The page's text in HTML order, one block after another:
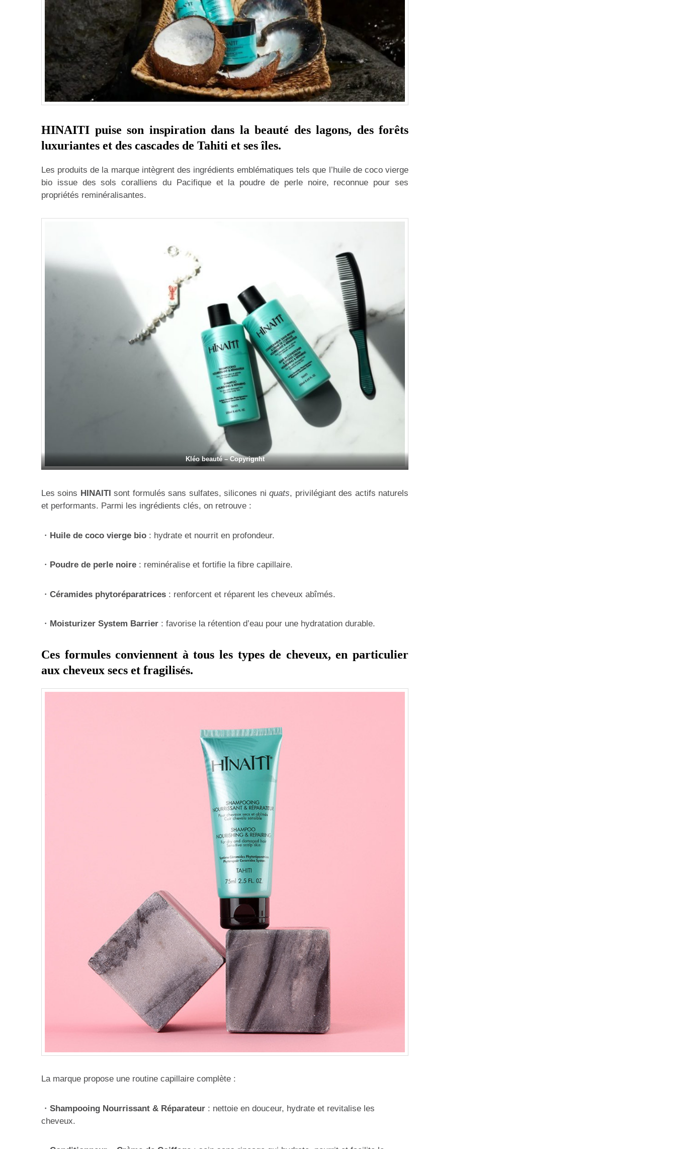
HINAITI puise son inspiration dans la beauté des lagons, des forêts
luxuriantes et des cascades de Tahiti et ses îles.
Les produits de la marque intègrent des ingrédients emblématiques tels que l’huile de coco vierge
bio issue des sols coralliens du Pacifique et la poudre de perle noire, reconnue pour ses
propriétés reminéralisantes.
Kléo beauté – Copyrignht
Les soins HINAITIsont formulés sans sulfates, silicones niquats, privilégiant des actifs naturels
et performants. Parmi les ingrédients clés, on retrouve :
・ Huile de coco vierge bio : hydrate et nourrit en profondeur.
・ Poudre de perle noire : reminéralise et fortifie la fibre capillaire.
・ Céramides phytoréparatrices : renforcent et réparent les cheveux abîmés.
・ Moisturizer System Barrier : favorise la rétention d’eau pour une hydratation durable.
Ces formules conviennent à tous les types de cheveux, en particulier
aux cheveux secs et fragilisés.
La marque propose une routine capillaire complète :
・ Shampooing Nourrissant & Réparateur : nettoie en douceur, hydrate et revitalise les
cheveux.